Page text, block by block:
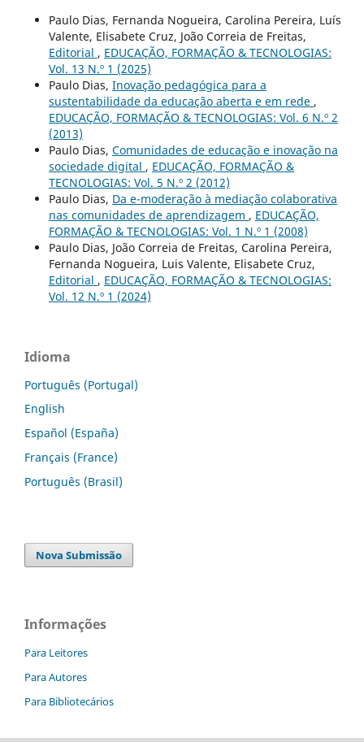
Paulo Dias, Fernanda Nogueira, Carolina Pereira, Luís
Valente, Elisabete Cruz, João Correia de Freitas,
Editorial , EDUCAÇÃO, FORMAÇÃO & TECNOLOGIAS:
Vol. 13 N.º 1 (2025)
Paulo Dias, Inovação pedagógica para a
sustentabilidade da educação aberta e em rede ,
EDUCAÇÃO, FORMAÇÃO & TECNOLOGIAS: Vol. 6 N.º 2
(2013)
Paulo Dias, Comunidades de educação e inovação na
sociedade digital , EDUCAÇÃO, FORMAÇÃO &
TECNOLOGIAS: Vol. 5 N.º 2 (2012)
Paulo Dias, Da e-moderação à mediação colaborativa
nas comunidades de aprendizagem , EDUCAÇÃO,
FORMAÇÃO & TECNOLOGIAS: Vol. 1 N.º 1 (2008)
Paulo Dias, João Correia de Freitas, Carolina Pereira,
Fernanda Nogueira, Luis Valente, Elisabete Cruz,
Editorial , EDUCAÇÃO, FORMAÇÃO & TECNOLOGIAS:
Vol. 12 N.º 1 (2024)
Idioma
Português (Portugal)
English
Español (España)
Français (France)
Português (Brasil)
Nova Submissão
Informações
Para Leitores
Para Autores
Para Bibliotecários